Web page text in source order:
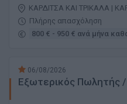
ΚΑΡΔΙΤΣΑ ΚΑΙ ΤΡΙΚΑΛΑ |
Πλήρης απασχόληση
800 € - 950 € ανά μήνα
06/08/2026
Εξωτερικός Πωλητής